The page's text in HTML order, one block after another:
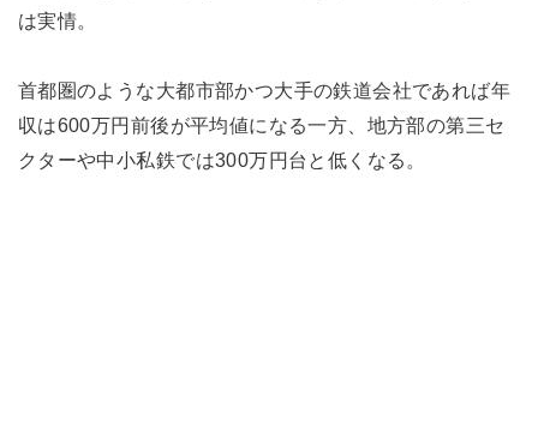
は実情。
首都圏のような大都市部かつ大手の鉄道会社であれば年
収は600万円前後が平均値になる一方、地方部の第三セ
クターや中小私鉄では300万円台と低くなる。